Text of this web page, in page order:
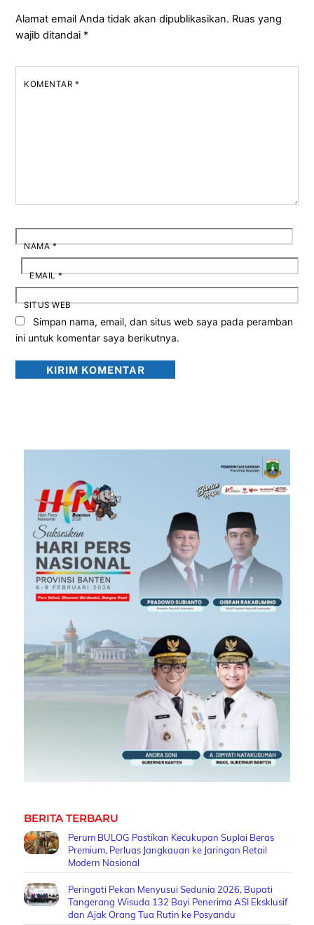
Alamat email Anda tidak akan dipublikasikan. Ruas yang
wajib ditandai *
KOMENTAR *
NAMA*
EMAIL*
SITUS WEB
Simpan nama, email, dan situs web saya pada peramban
ini untuk komentar saya berikutnya.
BERITA TERBARU
Perum BULOG Pastikan Kecukupan Suplai Beras
Premium, Perluas Jangkauan ke Jaringan Retail
Modern Nasional
Peringati Pekan Menyusui Sedunia 2026, Bupati
Tangerang Wisuda 132 Bayi Penerima ASI Eksklusif
dan Ajak Orang Tua Rutin ke Posyandu